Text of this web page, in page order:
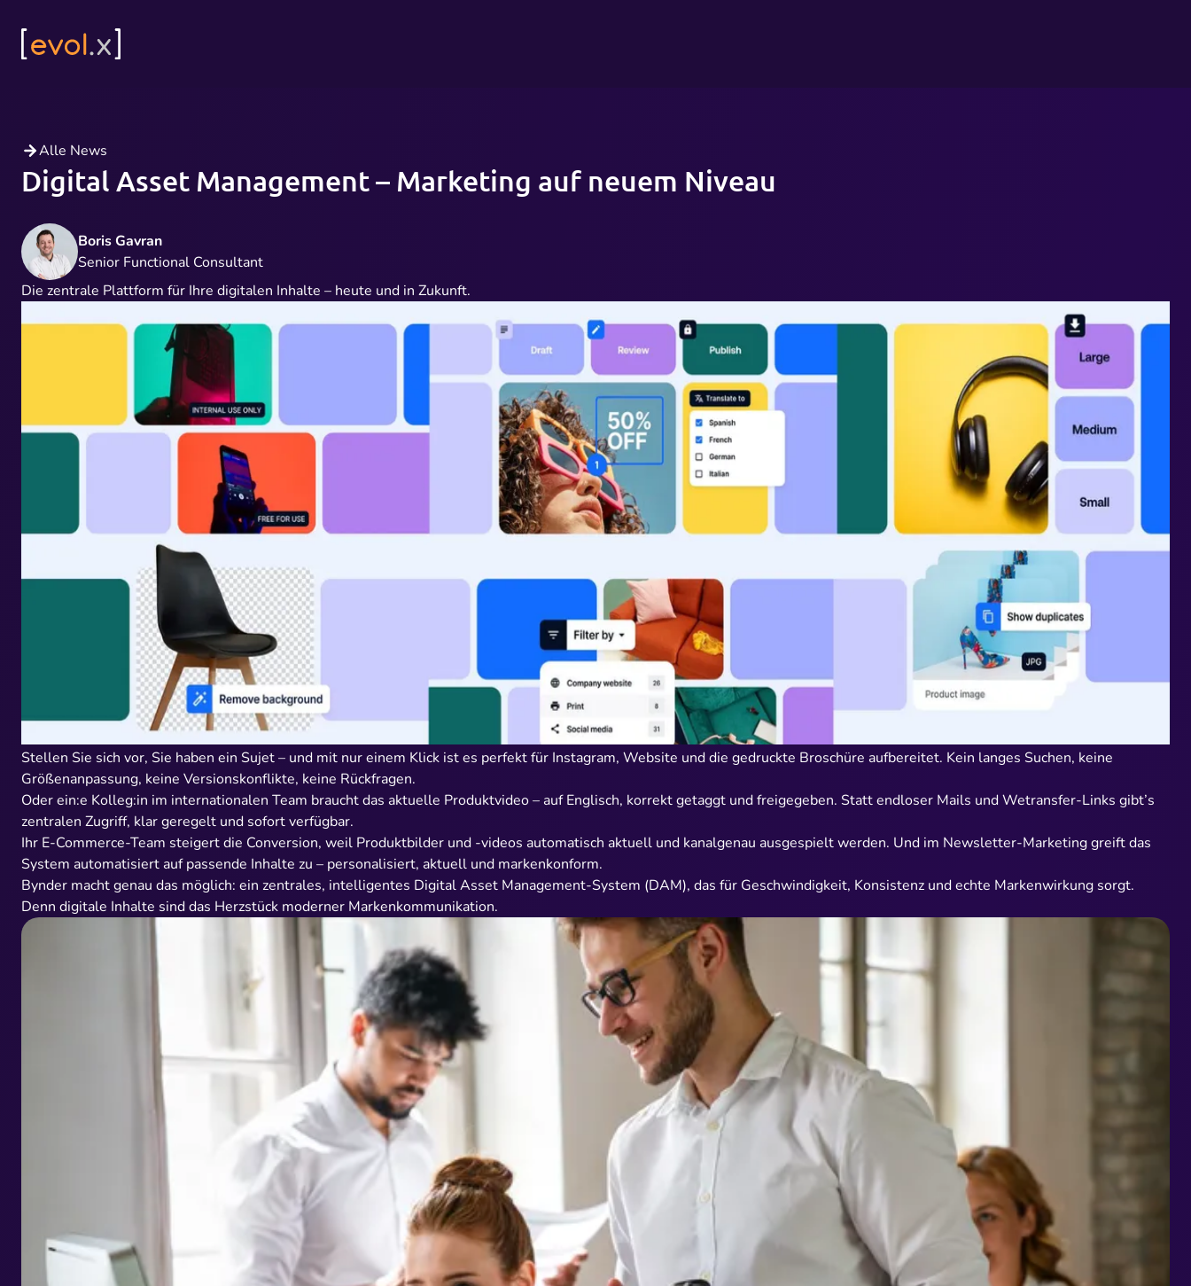
Alle News
Digital Asset Management – Marketing auf neuem Niveau
Boris Gavran
Senior Functional Consultant
Die zentrale Plattform für Ihre digitalen Inhalte – heute und in Zukunft.
Stellen Sie sich vor, Sie haben ein Sujet – und mit nur einem Klick ist es perfekt für Instagram, Website und die gedruckte Broschüre aufbereitet. Kein langes Suchen, keine
Größenanpassung, keine Versionskonflikte, keine Rückfragen.
Oder ein:e Kolleg:in im internationalen Team braucht das aktuelle Produktvideo – auf Englisch, korrekt getaggt und freigegeben. Statt endloser Mails und Wetransfer-Links gibt’s
zentralen Zugriff, klar geregelt und sofort verfügbar.
Ihr E-Commerce-Team steigert die Conversion, weil Produktbilder und -videos automatisch aktuell und kanalgenau ausgespielt werden. Und im Newsletter-Marketing greift das
System automatisiert auf passende Inhalte zu – personalisiert, aktuell und markenkonform.
Bynder macht genau das möglich: ein zentrales, intelligentes Digital Asset Management-System (DAM), das für Geschwindigkeit, Konsistenz und echte Markenwirkung sorgt.
Denn digitale Inhalte sind das Herzstück moderner Markenkommunikation.